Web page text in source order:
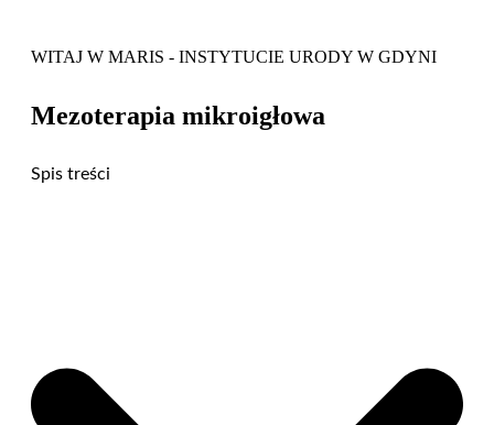
WITAJ W MARIS - INSTYTUCIE URODY W GDYNI
Mezoterapia mikroigłowa
Spis treści